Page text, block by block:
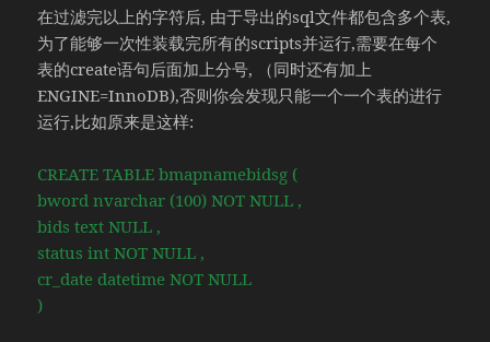
在过滤完以上的字符后, 由于导出的sql文件都包含多个表,
为了能够一次性装载完所有的scripts并运行,需要在每个
表的create语句后面加上分号, （同时还有加上
ENGINE=InnoDB),否则你会发现只能一个一个表的进行
运行,比如原来是这样:
CREATE TABLE bmapnamebidsg (
bword nvarchar (100) NOT NULL ,
bids text NULL ,
status int NOT NULL ,
cr_date datetime NOT NULL
)